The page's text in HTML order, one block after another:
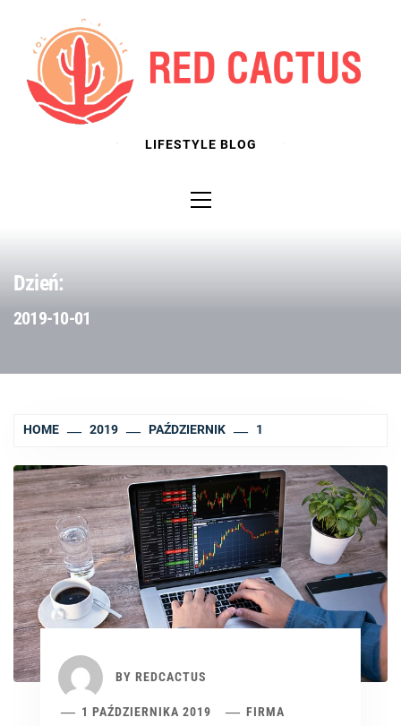
content
LIFESTYLE BLOG
Menu
Dzień:
2019-10-01
HOME 2019 PAŹDZIERNIK 1
BY REDCACTUS
1 PAŹDZIERNIKA 2019 FIRMA